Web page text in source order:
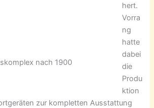
nach 1900
hert.
Vorra
ng
hatte
dabei
die
Produ
ktion
zur kompletten Ausstattung